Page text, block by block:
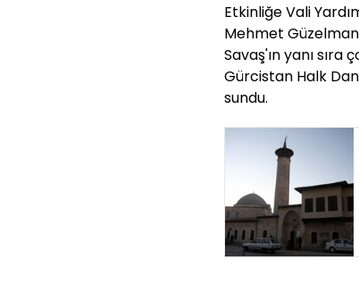
Etkinliğe Vali
Mehmet
Savaş'ın yanı sıra
Gürcistan Halk
sundu.